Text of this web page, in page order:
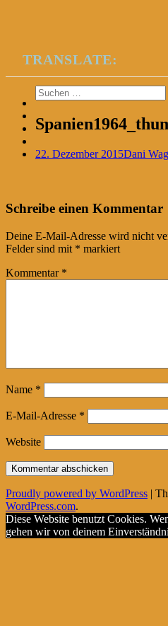
TRANSLATE:
Suchen
nach:
22. Dezember 2015Dani
Post
navigation
←
Schreibe einen Kommentar
Deine E-Mail-Adresse wird nicht
Felder sind mit * markiert
Kommentar *
Name *
E-Mail-Adresse *
Website
Proudly powered by WordPress |
WordPress.com.
Diese Website benutzt Cookies.
gehen wir von deinem